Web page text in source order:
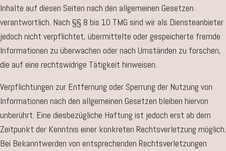
Inhalte auf diesen Seiten nach den allgemeinen Gesetzen
verantwortlich. Nach §§ 8 bis 10 TMG sind wir als Diensteanbieter
jedoch nicht verpflichtet, übermittelte oder gespeicherte fremde
Informationen zu überwachen oder nach Umständen zu forschen,
die auf eine rechtswidrige Tätigkeit hinweisen.
Verpflichtungen zur Entfernung oder Sperrung der Nutzung von
Informationen nach den allgemeinen Gesetzen bleiben hiervon
unberührt. Eine diesbezügliche Haftung ist jedoch erst ab dem
Zeitpunkt der Kenntnis einer konkreten Rechtsverletzung möglich.
Bei Bekanntwerden von entsprechenden Rechtsverletzungen